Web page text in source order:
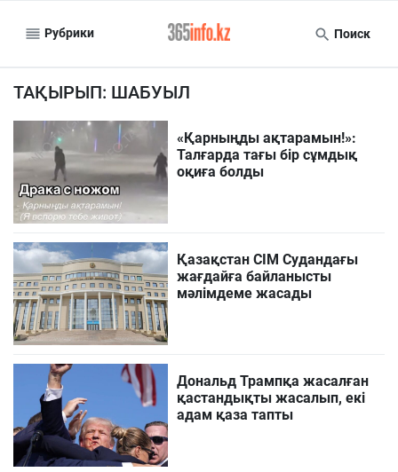
Рубрики Поиск
ТАҚЫРЫП: ШАБУЫЛ
«Қарныңды ақтарамын!»:
Талғарда тағы бір сұмдық
оқиға болды
Қазақстан СІМ Судандағы
жағдайға байланысты
мәлімдеме жасады
Дональд Трампқа жасалған
қастандықты жасалып, екі
адам қаза тапты